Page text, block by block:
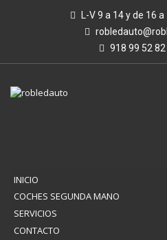
L-V 9 a 14 y de 16
918 99 52 82
INICIO
COCHES SEGUNDA MANO
SERVICIOS
CONTACTO